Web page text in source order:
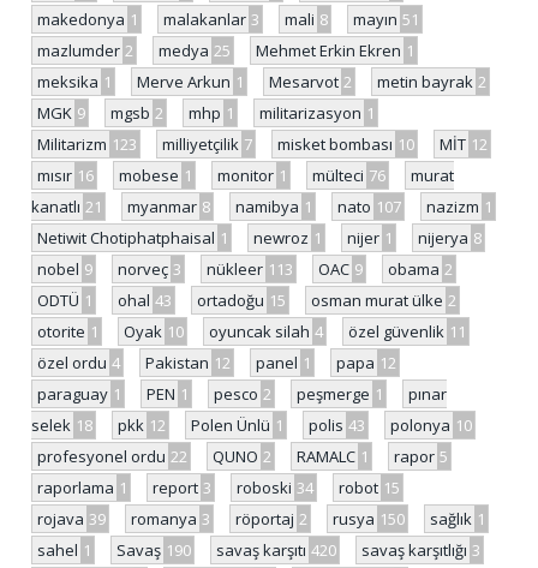
makedonya 1 malakanlar 3 mali 8 mayın 51
mazlumder 2 medya 25 Mehmet Erkin Ekren 1
meksika 1 Merve Arkun 1 Mesarvot 2 metin bayrak 2
MGK 9 mgsb 2 mhp 1 militarizasyon 1
Militarizm 123 milliyetçilik 7 misket bombası 10 MİT 12
mısır 16 mobese 1 monitor 1 mülteci 76
murat
kanatlı 21 myanmar 8 namibya 1 nato 107 nazizm 1
Netiwit Chotiphatphaisal 1 newroz 1 nijer 1 nijerya 8
nobel 9 norveç 3 nükleer 113 OAC 9 obama 2
ODTÜ 1 ohal 43 ortadoğu 15 osman murat ülke 2
otorite 1 Oyak 10 oyuncak silah 4 özel güvenlik 11
özel ordu 4 Pakistan 12 panel 1 papa 12
paraguay 1 PEN 1 pesco 2 peşmerge 1
pınar
selek 18 pkk 12 Polen Ünlü 1 polis 43 polonya 10
profesyonel ordu 22 QUNO 2 RAMALC 1 rapor 5
raporlama 1 report 3 roboski 34 robot 15
rojava 39 romanya 3 röportaj 2 rusya 150 sağlık 1
sahel 1 Savaş 190 savaş karşıtı 420 savaş karşıtlığı 3